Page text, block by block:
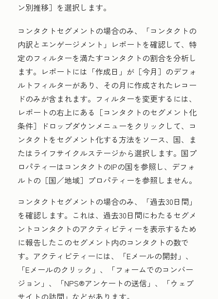
ン別推移］を選択します。
コンタクトセグメントの場合のみ、
「コンタクトの
内訳とエンゲージメント」 レポートを確認して、 特
定のフィルターを満たすコンタクトの割合を分析し
ます。レポートには 「作成日」が ［今月］のデフォ
ルトフィルターがあり、その月に作成されたレコー
ドのみが含まれます。フィルターを変更するには、
レポートの右上にある［コンタクトのセグメント化
条件］
ドロップダウンメニューをクリックして、コ
ンタクトをセグメント化する方法を ソース、 国、ま
たは ライフサイクルステージから選択します。国プ
ロパティーはコンタクトのIPの国を参照し、デフォ
ルトの ［国／地域］プロパティーを参照しません。
コンタクトセグメントの場合のみ、
「過去30日間」
を確認します。これは、過去30日間にわたるセグメ
ントコンタクトのアクティビティーを表示するため
に報告した このセグメント内のコンタクトの数で
す。アクティビティーには、
「Eメールの開封」、
「Eメールのクリック」、
「フォームでのコンバー
ジョン」、
「NPS®アンケートの送信」、
「ウェブ
サイトの訪問」などがあります。